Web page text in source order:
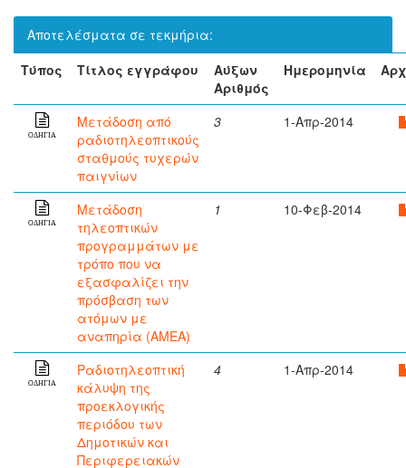
Αποτελέσματα σε τεκμήρια:
Τύπος
Τίτλος εγγράφου
Αύξων
Αριθμός
Ημερομηνία
ΟΔΗΓΙΑ
Μετάδοση από
ραδιοτηλεοπτικούς
σταθμούς τυχερών
παιγνίων
3 1-Απρ-2014
ΟΔΗΓΙΑ
Μετάδοση
τηλεοπτικών
προγραμμάτων με
τρόπο που να
εξασφαλίζει την
πρόσβαση των
ατόμων με
αναπηρία (ΑΜΕΑ)
1 10-Φεβ-2014
ΟΔΗΓΙΑ
Ραδιοτηλεοπτική
κάλυψη της
προεκλογικής
περιόδου των
Δημοτικών και
Περιφερειακών
4 1-Απρ-2014